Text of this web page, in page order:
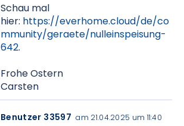
Schau mal
hier: https://everhome.cloud/de/co
mmunity/geraete/nulleinspeisung-
642.
Frohe Ostern
Carsten
Benutzer 33597 am 21.04.2025 um 11:40